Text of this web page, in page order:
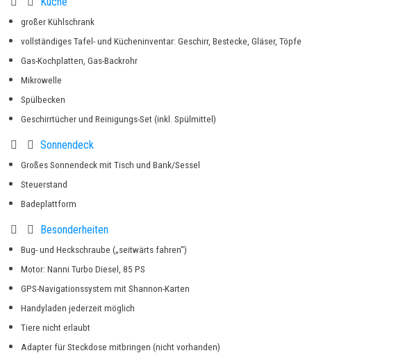
großer Kühlschrank
vollständiges Tafel- und Kücheninventar: Geschirr, Bestecke, Gläser, Töpfe
Gas-Kochplatten, Gas-Backrohr
Mikrowelle
Spülbecken
Geschirrtücher und Reinigungs-Set (inkl. Spülmittel)
Sonnendeck
Großes Sonnendeck mit Tisch und Bank/Sessel
Steuerstand
Badeplattform
Besonderheiten
Bug- und Heckschraube („seitwärts fahren“)
Motor: Nanni Turbo Diesel, 85 PS
GPS-Navigationssystem mit Shannon-Karten
Handyladen jederzeit möglich
Tiere nicht erlaubt
Adapter für Steckdose mitbringen (nicht vorhanden)